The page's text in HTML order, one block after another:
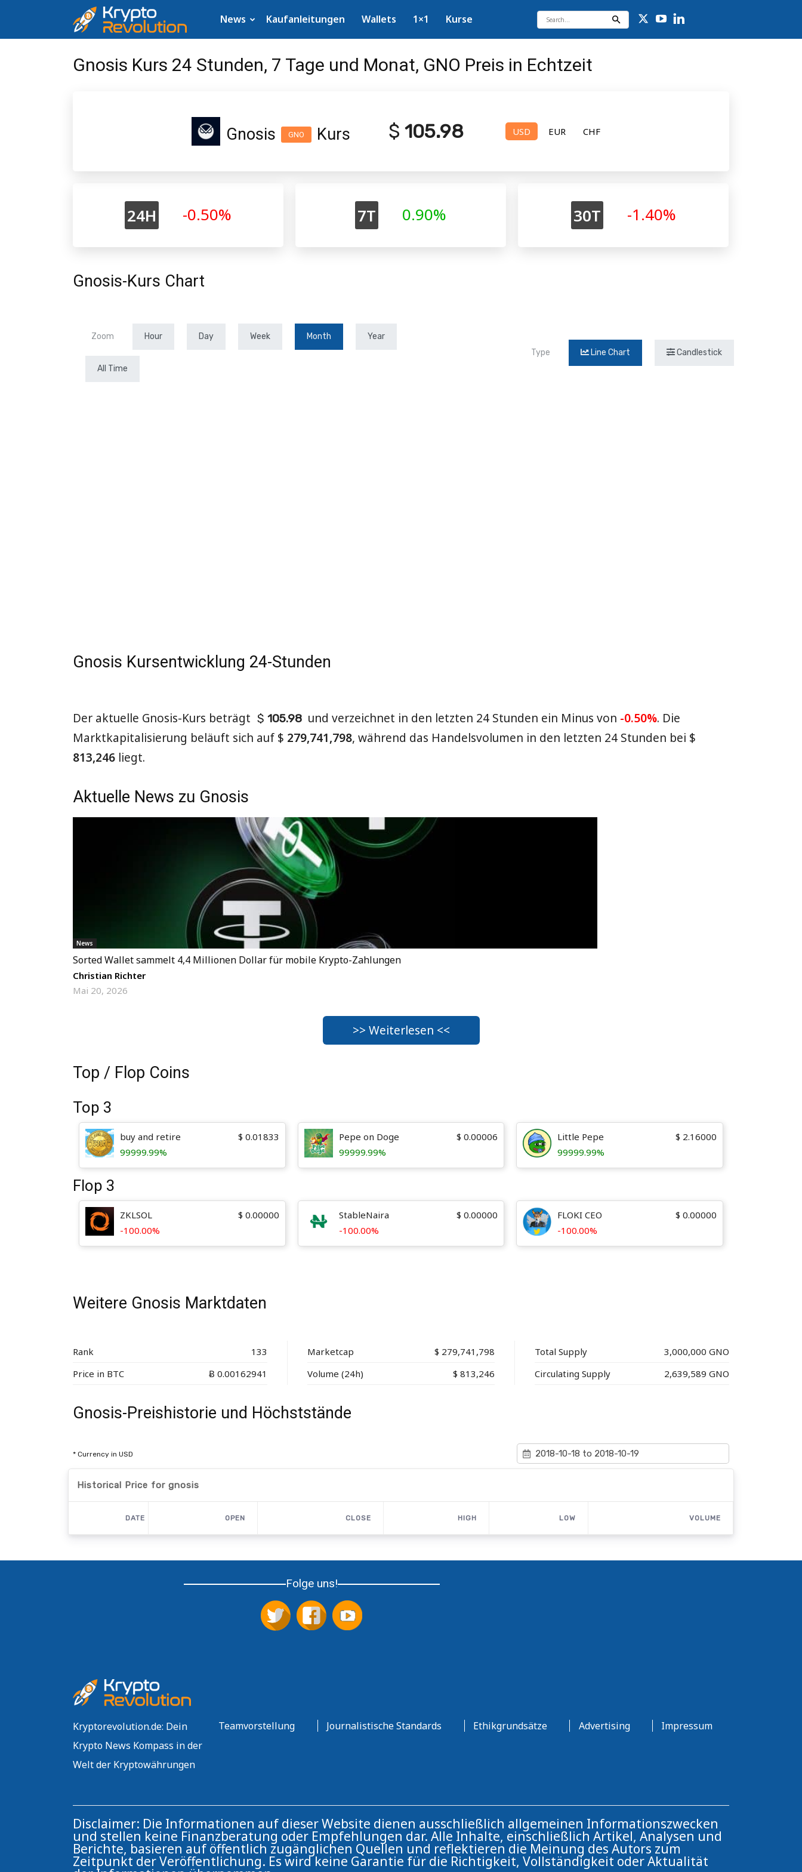
Krypto
zu
Bitcoin,
IOTA
VeChain
News Kaufanleitungen Wallets 1×1 Kurse
Gnosis Kurs 24 Stunden, 7 Tage und Monat, GNO Preis in Echtzeit
Gnosis GNO Kurs $ 105.98 USD EUR CHF
24H -0.50% 7T 0.90% 30T -1.40%
Gnosis-Kurs Chart
Zoom Hour Day Week Month Year
All Time
Type Line Chart Candlestick
Gnosis Kursentwicklung 24-Stunden
Der aktuelle Gnosis-Kurs beträgt $ 105.98 und verzeichnet in den letzten 24 Stunden ein Minus von -0.50%. Die
Marktkapitalisierung beläuft sich auf $ 279,741,798, während das Handelsvolumen in den letzten 24 Stunden bei $
813,246 liegt.
Aktuelle News zu Gnosis
News
Sorted Wallet sammelt 4,4 Millionen Dollar für mobile Krypto-Zahlungen
Christian Richter
Mai 20, 2026
>> Weiterlesen <<
Top / Flop Coins
Top 3
buy and retire
99999.99%
$ 0.01833
Pepe on Doge
99999.99%
$ 0.00006
Little Pepe
99999.99%
$ 2.16000
Flop 3
ZKLSOL
-100.00%
$ 0.00000
StableNaira
-100.00%
$ 0.00000
FLOKI CEO
-100.00%
$ 0.00000
Weitere Gnosis Marktdaten
Rank
133
Price in BTC
Ƀ 0.00162941
Marketcap $ 279,741,798
Volume (24h)
$ 813,246
Total Supply
3,000,000 GNO
Circulating Supply
2,639,589 GNO
Gnosis-Preishistorie und Höchststände
* Currency in USD
Historical Price for gnosis
DATE OPEN CLOSE HIGH LOW VOLUME
Folge uns!
Kryptorevolution.de: Dein
Krypto News Kompass in der
Welt der Kryptowährungen
Teamvorstellung Journalistische Standards Ethikgrundsätze Advertising Impressum
Disclaimer: Die Informationen auf dieser Website dienen ausschließlich allgemeinen Informationszwecken
und stellen keine Finanzberatung oder Empfehlungen dar. Alle Inhalte, einschließlich Artikel, Analysen und
Berichte, basieren auf öffentlich zugänglichen Quellen und reflektieren die Meinung des Autors zum
Zeitpunkt der Veröffentlichung. Es wird keine Garantie für die Richtigkeit, Vollständigkeit oder Aktualität